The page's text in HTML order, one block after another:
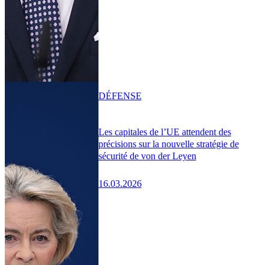
Les capitales de l’UE attendent des
précisions sur la nouvelle stratégie de
sécurité de von der Leyen
16.03.2026
DÉFENSE